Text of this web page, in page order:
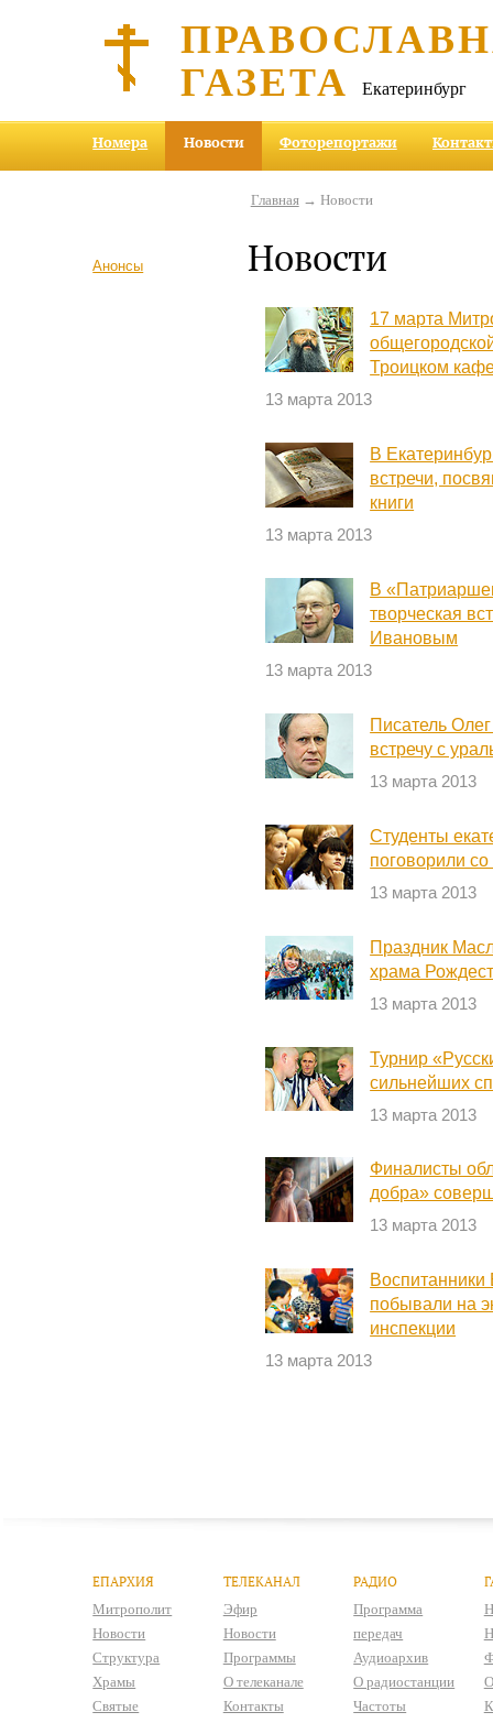
ГАЗЕТА Екатеринбург
Номера Новости Фоторепортажи
Анонсы
Главная→ Новости
Новости
17 марта
Троицком
13 марта 2013
В
встречи,
книги
13 марта 2013
В
творческая
Ивановым
13 марта 2013
Писатель
встречу с
13 марта 2013
Студенты
поговорили
13 марта 2013
Праздник
храма
13 марта 2013
Турнир
сильнейших
13 марта 2013
Финалисты
добра»
13 марта 2013
Воспитанники
побывали на
инспекции
13 марта 2013
ЕПАРХИЯ
Митрополит
Новости
Структура
Храмы
Святые
ТЕЛЕКАНАЛ
Эфир
Новости
Программы
О телеканале
Контакты
РАДИО
Программа
передач
Аудиоархив
О радиостанции
Частоты